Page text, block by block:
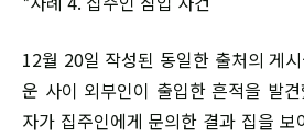
12월 20일 작성된 동일한 출처의 게
운 사이 외부인이 출입한 흔적을 발
자가 집주인에게 문의한 결과 집을 보